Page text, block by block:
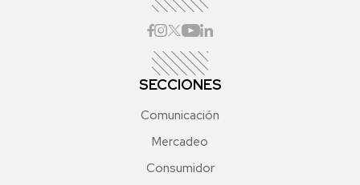
SECCIONES
Comunicación
Mercadeo
Consumidor